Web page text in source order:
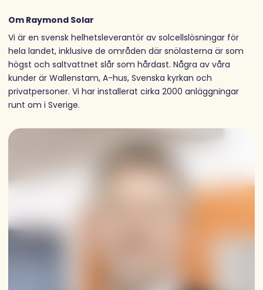
Om Raymond Solar
Vi är en svensk helhetsleverantör av solcellslösningar för
hela landet, inklusive de områden där snölasterna är som
högst och saltvattnet slår som hårdast. Några av våra
kunder är Wallenstam, A-hus, Svenska kyrkan och
privatpersoner. Vi har installerat cirka 2000 anläggningar
runt om i Sverige.